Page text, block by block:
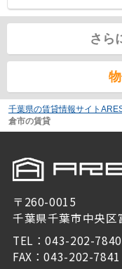
さら
千葉県の賃貸情報サイト
倉市の賃貸
〒260-0015
千葉県千葉市中央
TEL：043-202-7840
FAX：043-202-7841